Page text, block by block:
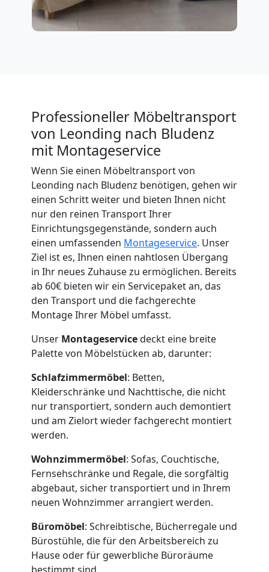
Professioneller Möbeltransport
von Leonding nach Bludenz
mit Montageservice
Wenn Sie einen Möbeltransport von
Leonding nach Bludenz benötigen, gehen wir
einen Schritt weiter und bieten Ihnen nicht
nur den reinen Transport Ihrer
Einrichtungsgegenstände, sondern auch
einen umfassenden Montageservice. Unser
Ziel ist es, Ihnen einen nahtlosen Übergang
in Ihr neues Zuhause zu ermöglichen. Bereits
ab 60€ bieten wir ein Servicepaket an, das
den Transport und die fachgerechte
Montage Ihrer Möbel umfasst.
Unser Montageservicedeckt eine breite
Palette von Möbelstücken ab, darunter:
Schlafzimmermöbel: Betten,
Kleiderschränke und Nachttische, die nicht
nur transportiert, sondern auch demontiert
und am Zielort wieder fachgerecht montiert
werden.
Wohnzimmermöbel: Sofas, Couchtische,
Fernsehschränke und Regale, die sorgfältig
abgebaut, sicher transportiert und in Ihrem
neuen Wohnzimmer arrangiert werden.
Büromöbel: Schreibtische, Bücherregale und
Bürostühle, die für den Arbeitsbereich zu
Hause oder für gewerbliche Büroräume
bestimmt sind.
Umzugshelfer
Leonding
Möbeltaxi